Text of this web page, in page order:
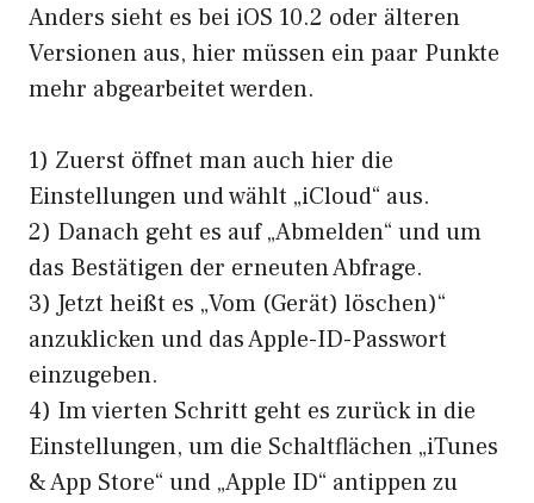
Anders sieht es bei iOS 10.2 oder älteren
Versionen aus, hier müssen ein paar Punkte
mehr abgearbeitet werden.
1) Zuerst öffnet man auch hier die
Einstellungen und wählt „iCloud“ aus.
2) Danach geht es auf „Abmelden“ und um
das Bestätigen der erneuten Abfrage.
3) Jetzt heißt es „Vom (Gerät) löschen)“
anzuklicken und das Apple-ID-Passwort
einzugeben.
4) Im vierten Schritt geht es zurück in die
Einstellungen, um die Schaltflächen „iTunes
& App Store“ und „Apple ID“ antippen zu